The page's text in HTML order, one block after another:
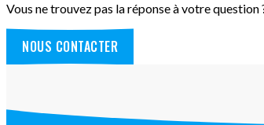
Vous ne trouvez pas la réponse à votre question
NOUS CONTACTER